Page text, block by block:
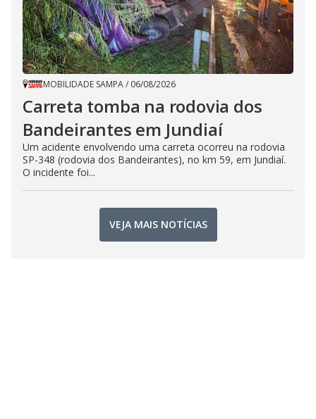
MOBILIDADE SAMPA/ 06/08/2026
Carreta tomba na rodovia dos
Bandeirantes em Jundiaí
Um acidente envolvendo uma carreta ocorreu na rodovia
SP-348 (rodovia dos Bandeirantes), no km 59, em Jundiaí.
O incidente foi...
VEJA MAIS NOTÍCIAS